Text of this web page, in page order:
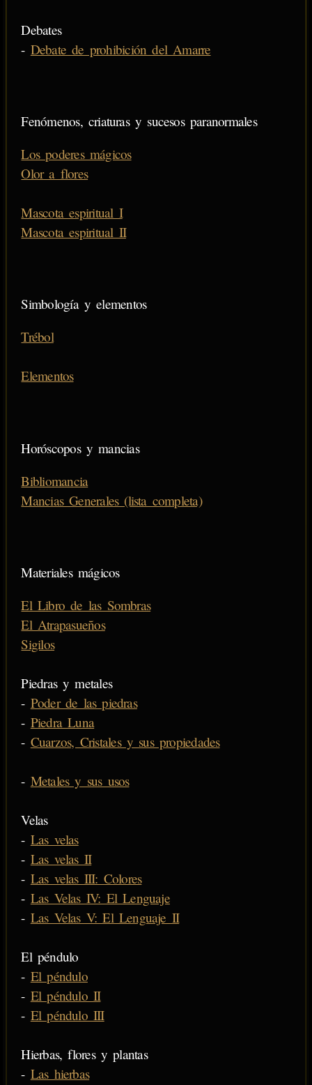
Debates
- Debate de prohibición del Amarre
Fenómenos, criaturas y sucesos paranormales
Los poderes mágicos
Olor a flores
Mascota espiritual I
Mascota espiritual II
Simbología y elementos
Trébol
Elementos
Horóscopos y mancias
Bibliomancia
Mancias Generales (lista completa)
Materiales mágicos
El Libro de las Sombras
El Atrapasueños
Sigilos
Piedras y metales
- Poder de las piedras
- Piedra Luna
- Cuarzos, Cristales y sus propiedades
- Metales y sus usos
Velas
- Las velas
- Las velas II
- Las velas III: Colores
- Las Velas IV: El Lenguaje
- Las Velas V: El Lenguaje II
El péndulo
- El péndulo
- El péndulo II
- El péndulo III
Hierbas, flores y plantas
- Las hierbas